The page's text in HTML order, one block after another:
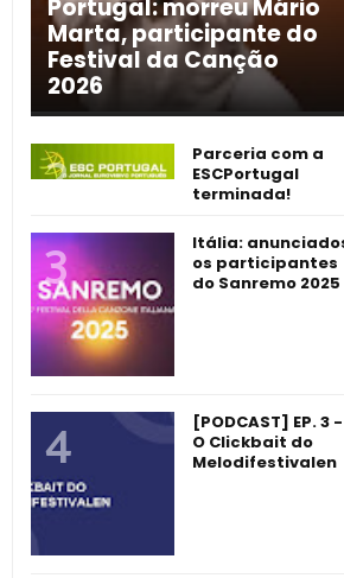
Portugal: morreu Mário
Marta, participante do
Festival da Canção
2026
Parceria com a
ESCPortugal
terminada!
Itália:
os participantes
do Sanremo 2025
[PODCAST] EP. 3 -
O Clickbait do
Melodifestivalen